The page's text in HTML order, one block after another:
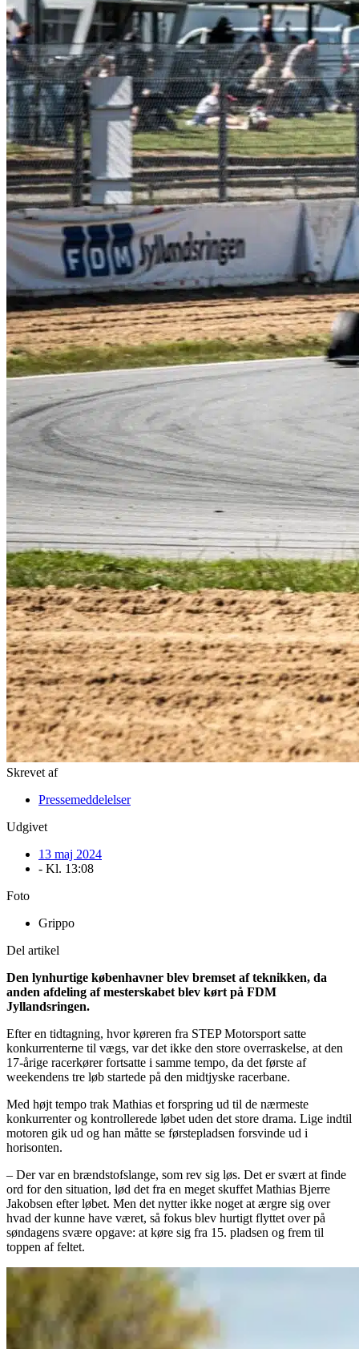
Skrevet af
Pressemeddelelser
Udgivet
13 maj 2024
- Kl. 13:08
Foto
Grippo
Del artikel
Den lynhurtige københavner blev bremset af teknikken, da
anden afdeling af mesterskabet blev kørt på FDM
Jyllandsringen.
Efter en tidtagning, hvor køreren fra STEP Motorsport satte
konkurrenterne til vægs, var det ikke den store overraskelse, at den
17-årige racerkører fortsatte i samme tempo, da det første af
weekendens tre løb startede på den midtjyske racerbane.
Med højt tempo trak Mathias et forspring ud til de nærmeste
konkurrenter og kontrollerede løbet uden det store drama. Lige indtil
motoren gik ud og han måtte se førstepladsen forsvinde ud i
horisonten.
– Der var en brændstofslange, som rev sig løs. Det er svært at finde
ord for den situation, lød det fra en meget skuffet Mathias Bjerre
Jakobsen efter løbet. Men det nytter ikke noget at ærgre sig over
hvad der kunne have været, så fokus blev hurtigt flyttet over på
søndagens svære opgave: at køre sig fra 15. pladsen og frem til
toppen af feltet.